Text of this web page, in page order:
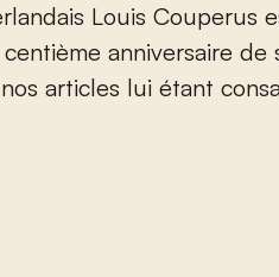
Louis Couperus
centième anniversaire
articles lui étant